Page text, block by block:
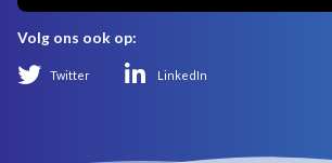
Volg ons ook op:
Twitter LinkedIn